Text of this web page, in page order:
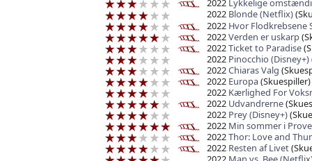
2022 Lykkelige
2022 Blonde (Netflix)
2022 Hvor Flodkrebsene
2022Verden er uskarp
2022Ticket to Paradise
2022 Pinocchio (Disney+)
2022Chiaras Valg
2022 Europa(Skuespiller)
2022 Kærlighed For
2022 Udvandrerne
2022 Prey (Disney+)
2022 Min sommer i
2022Thor: Love and
2022 Resten af Livet